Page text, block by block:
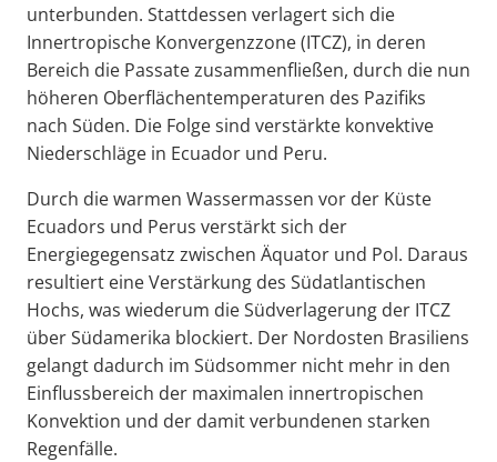
unterbunden. Stattdessen verlagert sich die
Innertropische Konvergenzzone (ITCZ), in deren
Bereich die Passate zusammenfließen, durch die nun
höheren Oberflächentemperaturen des Pazifiks
nach Süden. Die Folge sind verstärkte konvektive
Niederschläge in Ecuador und Peru.
Durch die warmen Wassermassen vor der Küste
Ecuadors und Perus verstärkt sich der
Energiegegensatz zwischen Äquator und Pol. Daraus
resultiert eine Verstärkung des Südatlantischen
Hochs, was wiederum die Südverlagerung der ITCZ
über Südamerika blockiert. Der Nordosten Brasiliens
gelangt dadurch im Südsommer nicht mehr in den
Einflussbereich der maximalen innertropischen
Konvektion und der damit verbundenen starken
Regenfälle.